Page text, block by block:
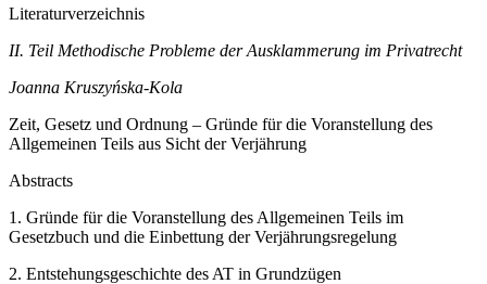
Literaturverzeichnis
II. Teil Methodische Probleme der Ausklammerung im Privatrecht
Joanna Kruszyńska-Kola
Zeit, Gesetz und Ordnung – Gründe für die Voranstellung des
Allgemeinen Teils aus Sicht der Verjährung
Abstracts
1. Gründe für die Voranstellung des Allgemeinen Teils im
Gesetzbuch und die Einbettung der Verjährungsregelung
2. Entstehungsgeschichte des AT in Grundzügen